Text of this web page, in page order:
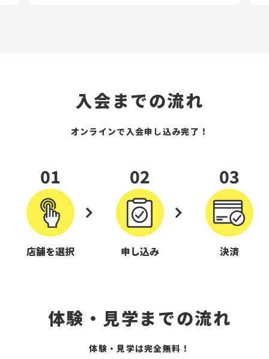
入会までの流れ
オンラインで入会申し込み完了！
01
店舗を選択
02
申し込み
03
決済
体験・見学までの流れ
体験・見学は完全無料！